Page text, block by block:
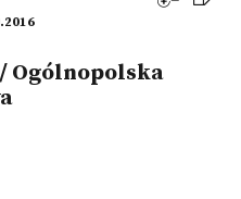
Ogólnopolska